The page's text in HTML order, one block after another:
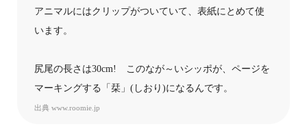
アニマルにはクリップがついていて、表紙にとめて使
います。
尻尾の長さは30cm! このなが～いシッポが、ページを
マーキングする「栞」(しおり)になるんです。
出典 www.roomie.jp